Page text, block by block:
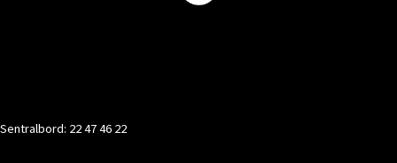
Sentralbord: 22 47 46 22